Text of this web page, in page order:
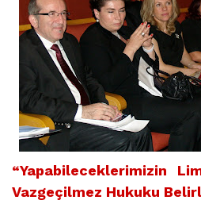
“Yapabileceklerimizin
Vazgeçilmez Hukuku